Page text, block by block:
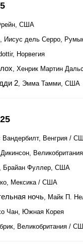
США
, Иисус дель Серро,
Норвегия
, Хенрик Мартин
2, Эмма Тамми, США
Вандербилт, Венгрия /
Великобритания
Брайан Фуллер, США
Мексика / США
ночь, Майк П.
Чан, Южная Корея
Великобритания /